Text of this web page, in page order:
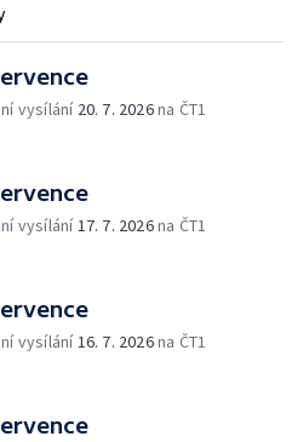
vysílání 20. 7. 2026na ČT1
vysílání17. 7. 2026na ČT1
vysílání16. 7. 2026na ČT1